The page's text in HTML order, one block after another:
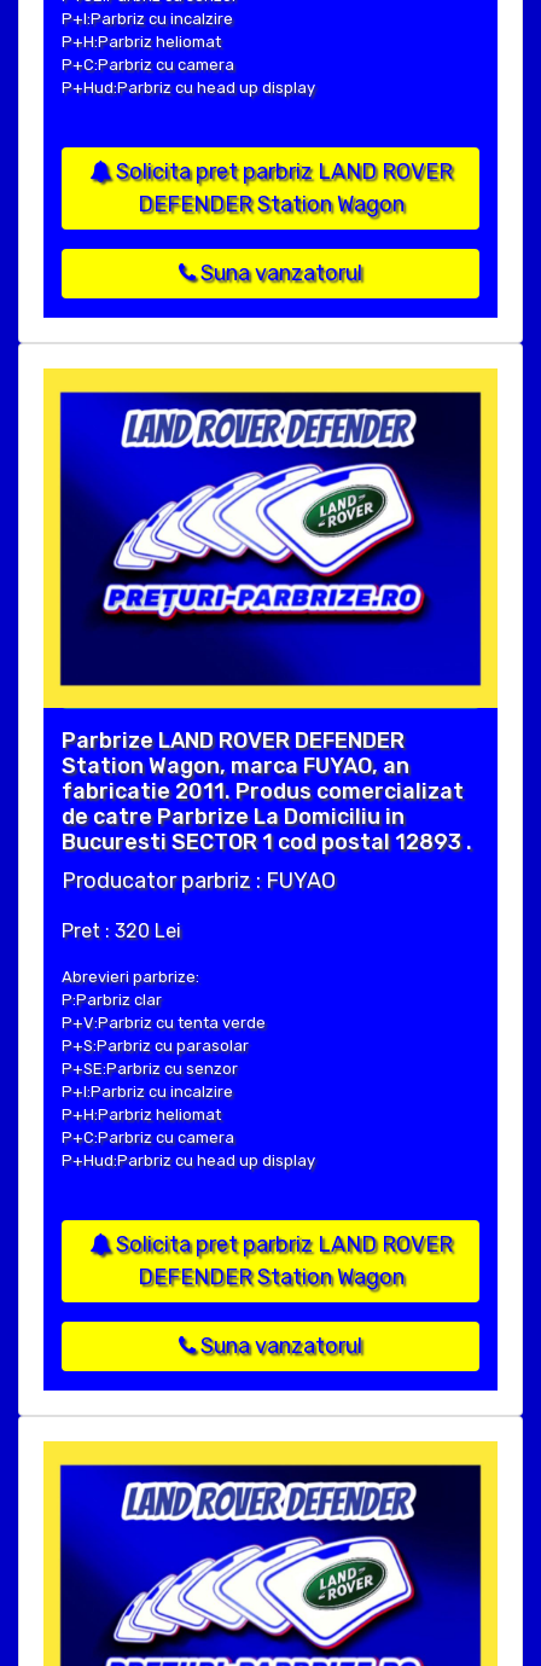
P+I:Parbriz cu incalzire
P+H:Parbriz heliomat
P+C:Parbriz cu camera
P+Hud:Parbriz cu head up display
Solicita pret parbriz LAND ROVER
DEFENDER Station Wagon
Suna vanzatorul
Parbrize LAND ROVER DEFENDER
Station Wagon, marca FUYAO, an
fabricatie 2011. Produs comercializat
de catre Parbrize La Domiciliu in
Bucuresti SECTOR 1 cod postal 12893 .
Producator parbriz : FUYAO
Pret : 320 Lei
Abrevieri parbrize:
P:Parbriz clar
P+V:Parbriz cu tenta verde
P+S:Parbriz cu parasolar
P+SE:Parbriz cu senzor
P+I:Parbriz cu incalzire
P+H:Parbriz heliomat
P+C:Parbriz cu camera
P+Hud:Parbriz cu head up display
Solicita pret parbriz LAND ROVER
DEFENDER Station Wagon
Suna vanzatorul